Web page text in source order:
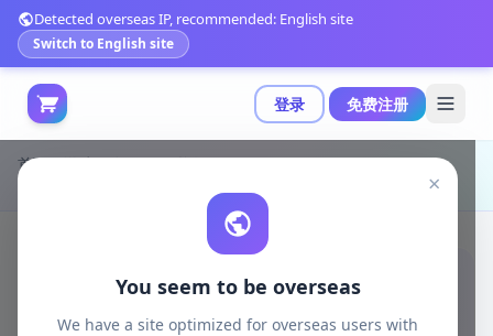
登录 免费注册
Detected overseas IP, recommended: English site
Switch to English site
×
You seem to be overseas
We have a site optimized for overseas users with
首页 游戏开发 unity资源
Unity Tools